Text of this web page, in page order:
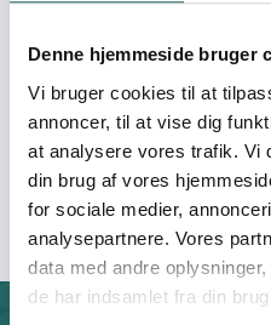
Denne hjemmeside bruger
Vi bruger cookies til at
annoncer, til at vise dig
at analysere vores trafik. Vi
din brug af vores
for sociale medier,
analysepartnere. Vores
data med andre
de har indsamlet fra din
Kontakt:
Organisation: